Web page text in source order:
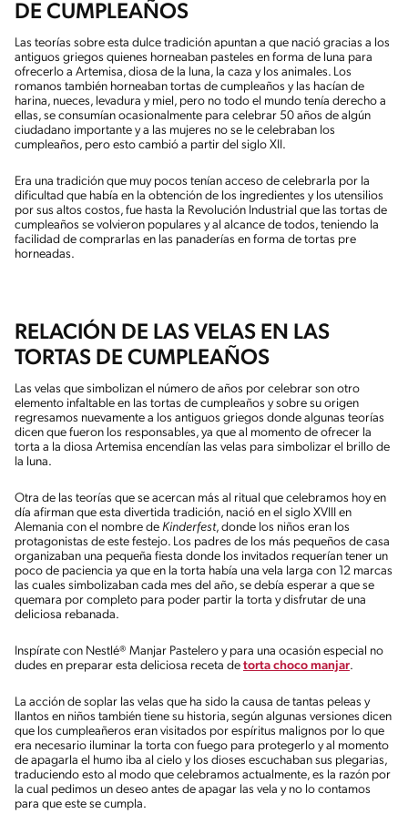
DE CUMPLEAÑOS
Las teorías sobre esta dulce tradición apuntan a que nació gracias a los
antiguos griegos quienes horneaban pasteles en forma de luna para
ofrecerlo a Artemisa, diosa de la luna, la caza y los animales. Los
romanos también horneaban tortas de cumpleaños y las hacían de
harina, nueces, levadura y miel, pero no todo el mundo tenía derecho a
ellas, se consumían ocasionalmente para celebrar 50 años de algún
ciudadano importante y a las mujeres no se le celebraban los
cumpleaños, pero esto cambió a partir del siglo XII.
Era una tradición que muy pocos tenían acceso de celebrarla por la
dificultad que había en la obtención de los ingredientes y los utensilios
por sus altos costos, fue hasta la Revolución Industrial que las tortas de
cumpleaños se volvieron populares y al alcance de todos, teniendo la
facilidad de comprarlas en las panaderías en forma de tortas pre
horneadas.
RELACIÓN DE LAS VELAS EN LAS
TORTAS DE CUMPLEAÑOS
Las velas que simbolizan el número de años por celebrar son otro
elemento infaltable en las tortas de cumpleaños y sobre su origen
regresamos nuevamente a los antiguos griegos donde algunas teorías
dicen que fueron los responsables, ya que al momento de ofrecer la
torta a la diosa Artemisa encendían las velas para simbolizar el brillo de
la luna.
Otra de las teorías que se acercan más al ritual que celebramos hoy en
día afirman que esta divertida tradición, nació en el siglo XVIII en
Alemania con el nombre de Kinderfest, donde los niños eran los
protagonistas de este festejo. Los padres de los más pequeños de casa
organizaban una pequeña fiesta donde los invitados requerían tener un
poco de paciencia ya que en la torta había una vela larga con 12 marcas
las cuales simbolizaban cada mes del año, se debía esperar a que se
quemara por completo para poder partir la torta y disfrutar de una
deliciosa rebanada.
Inspírate con Nestlé® Manjar Pastelero y para una ocasión especial no
dudes en preparar esta deliciosa receta de torta choco manjar.
La acción de soplar las velas que ha sido la causa de tantas peleas y
llantos en niños también tiene su historia, según algunas versiones dicen
que los cumpleañeros eran visitados por espíritus malignos por lo que
era necesario iluminar la torta con fuego para protegerlo y al momento
de apagarla el humo iba al cielo y los dioses escuchaban sus plegarias,
traduciendo esto al modo que celebramos actualmente, es la razón por
la cual pedimos un deseo antes de apagar las vela y no lo contamos
para que este se cumpla.